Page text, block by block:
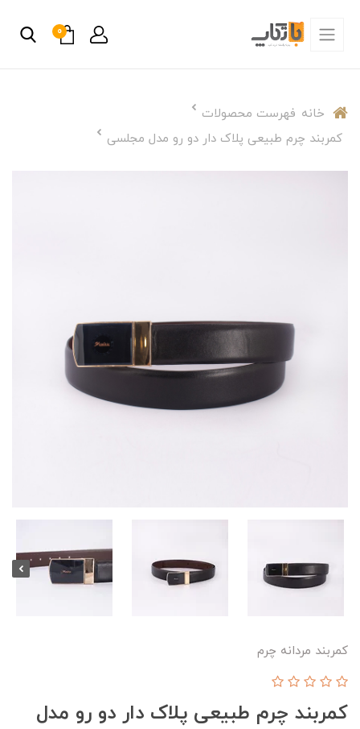
0
خانه فهرست محصولات
کمربند چرم طبیعی پلاک دار دو رو مدل مجلسی
کمربند مردانه چرم
کمربند چرم طبیعی پلاک دار دو رو مدل